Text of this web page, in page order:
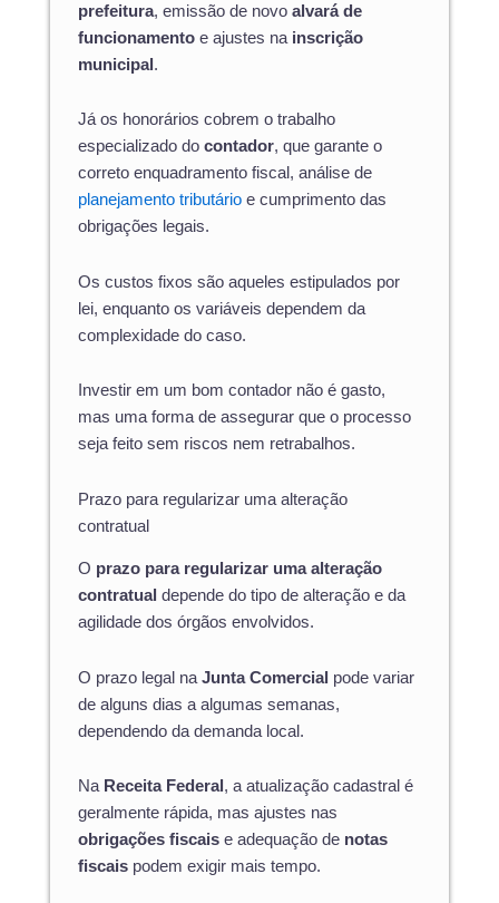
prefeitura, emissão de novo alvará de
funcionamento e ajustes na inscrição
municipal .
Já os honorários cobrem o trabalho
especializado do contador, que garante o
correto enquadramento fiscal, análise de
planejamento tributário e cumprimento das
obrigações legais.
Os custos fixos são aqueles estipulados por
lei, enquanto os variáveis dependem da
complexidade do caso.
Investir em um bom contador não é gasto,
mas uma forma de assegurar que o processo
seja feito sem riscos nem retrabalhos.
Prazo para regularizar uma alteração
contratual
O prazo para regularizar uma alteração
contratual depende do tipo de alteração e da
agilidade dos órgãos envolvidos.
O prazo legal na Junta Comercial pode variar
de alguns dias a algumas semanas,
dependendo da demanda local.
Na Receita Federal , a atualização cadastral é
geralmente rápida, mas ajustes nas
obrigações fiscais e adequação de notas
fiscais podem exigir mais tempo.